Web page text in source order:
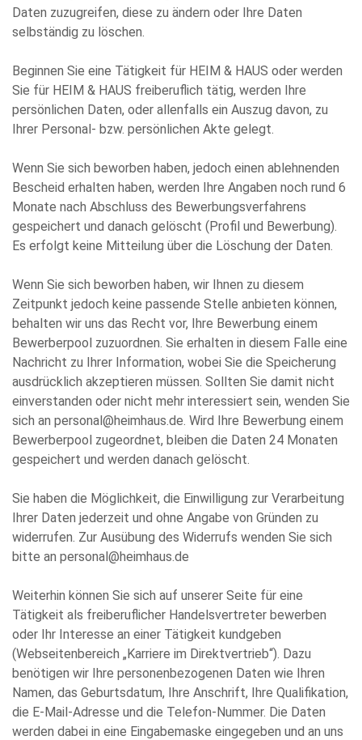
Daten zuzugreifen, diese zu ändern oder Ihre Daten
selbständig zu löschen.
Beginnen Sie eine Tätigkeit für HEIM & HAUS oder werden
Sie für HEIM & HAUS freiberuflich tätig, werden Ihre
persönlichen Daten, oder allenfalls ein Auszug davon, zu
Ihrer Personal- bzw. persönlichen Akte gelegt.
Wenn Sie sich beworben haben, jedoch einen ablehnenden
Bescheid erhalten haben, werden Ihre Angaben noch rund 6
Monate nach Abschluss des Bewerbungsverfahrens
gespeichert und danach gelöscht (Profil und Bewerbung).
Es erfolgt keine Mitteilung über die Löschung der Daten.
Wenn Sie sich beworben haben, wir Ihnen zu diesem
Zeitpunkt jedoch keine passende Stelle anbieten können,
behalten wir uns das Recht vor, Ihre Bewerbung einem
Bewerberpool zuzuordnen. Sie erhalten in diesem Falle eine
Nachricht zu Ihrer Information, wobei Sie die Speicherung
ausdrücklich akzeptieren müssen. Sollten Sie damit nicht
einverstanden oder nicht mehr interessiert sein, wenden Sie
sich an personal@heimhaus.de. Wird Ihre Bewerbung einem
Bewerberpool zugeordnet, bleiben die Daten 24 Monaten
gespeichert und werden danach gelöscht.
Sie haben die Möglichkeit, die Einwilligung zur Verarbeitung
Ihrer Daten jederzeit und ohne Angabe von Gründen zu
widerrufen. Zur Ausübung des Widerrufs wenden Sie sich
bitte an personal@heimhaus.de
Weiterhin können Sie sich auf unserer Seite für eine
Tätigkeit als freiberuflicher Handelsvertreter bewerben
oder Ihr Interesse an einer Tätigkeit kundgeben
(Webseitenbereich „Karriere im Direktvertrieb“). Dazu
benötigen wir Ihre personenbezogenen Daten wie Ihren
Namen, das Geburtsdatum, Ihre Anschrift, Ihre Qualifikation,
die E-Mail-Adresse und die Telefon-Nummer. Die Daten
werden dabei in eine Eingabemaske eingegeben und an uns